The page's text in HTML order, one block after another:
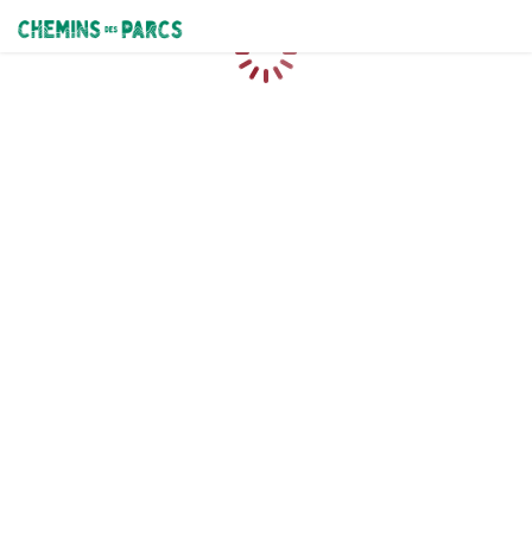
Chemins des Parcs
Caricamento